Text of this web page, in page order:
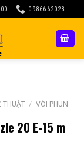
0986662028
THUẬT / VÒI PHUN
20 E-15 m